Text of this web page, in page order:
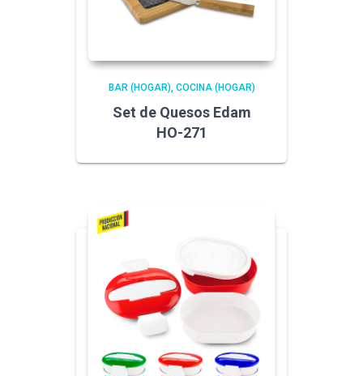
BAR (HOGAR) COCINA (HOGAR)
Set de Quesos Edam
HO-271